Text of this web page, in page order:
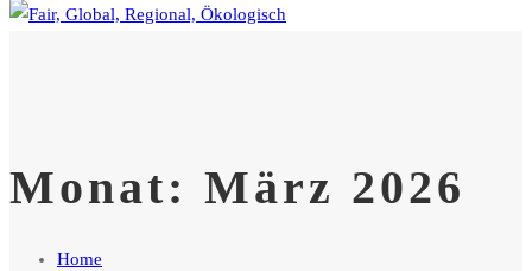
nach:
Monat: März 2026
Home